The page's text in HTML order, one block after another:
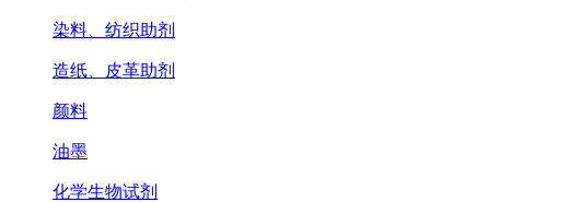
染料、纺织助剂
造纸、皮革助剂
颜料
油墨
化学生物试剂